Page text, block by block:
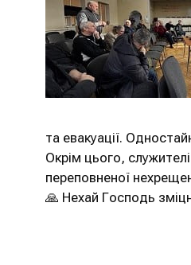
та евакуації.
Окрім цього,
переповненої
🙏 Нехай Господь